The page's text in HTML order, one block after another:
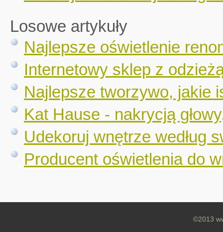
Losowe artykuły
Najlepsze oświetlenie
Internetowy sklep z
Najlepsze tworzywo, jakie
Kat Hause - nakrycją
Udekoruj wnętrze według
Producent oświetlenia do
©2013